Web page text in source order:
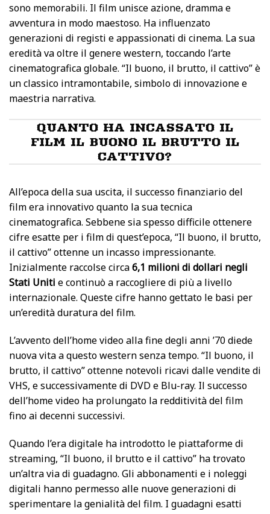
sono memorabili. Il film unisce azione, dramma e
avventura in modo maestoso. Ha influenzato
generazioni di registi e appassionati di cinema. La sua
eredità va oltre il genere western, toccando l’arte
cinematografica globale. “Il buono, il brutto, il cattivo” è
un classico intramontabile, simbolo di innovazione e
maestria narrativa.
QUANTO HA INCASSATO IL
FILM IL BUONO IL BRUTTO IL
CATTIVO?
All’epoca della sua uscita, il successo finanziario del
film era innovativo quanto la sua tecnica
cinematografica. Sebbene sia spesso difficile ottenere
cifre esatte per i film di quest’epoca, “Il buono, il brutto,
il cattivo” ottenne un incasso impressionante.
Inizialmente raccolse circa6,1 milioni di dollari negli
Stati Uniti e continuò a raccogliere di più a livello
internazionale. Queste cifre hanno gettato le basi per
un’eredità duratura del film.
L’avvento dell’home video alla fine degli anni ’70 diede
nuova vita a questo western senza tempo. “Il buono, il
brutto, il cattivo” ottenne notevoli ricavi dalle vendite di
VHS, e successivamente di DVD e Blu-ray. Il successo
dell’home video ha prolungato la redditività del film
fino ai decenni successivi.
Quando l’era digitale ha introdotto le piattaforme di
streaming, “Il buono, il brutto e il cattivo” ha trovato
un’altra via di guadagno. Gli abbonamenti e i noleggi
digitali hanno permesso alle nuove generazioni di
sperimentare la genialità del film. I guadagni esatti